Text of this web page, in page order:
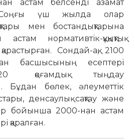
астам белсенді азамат
үш жылда олар
мен бостандықтарына
нормативтік-құқықтық
Сондай-ақ, 2100
басшысының есептері
қоғамдық тыңдау
Бұдан бөлек, әлеуметтік
денсаулық сақтау және
бойынша 2000-нан астам
қаралған.